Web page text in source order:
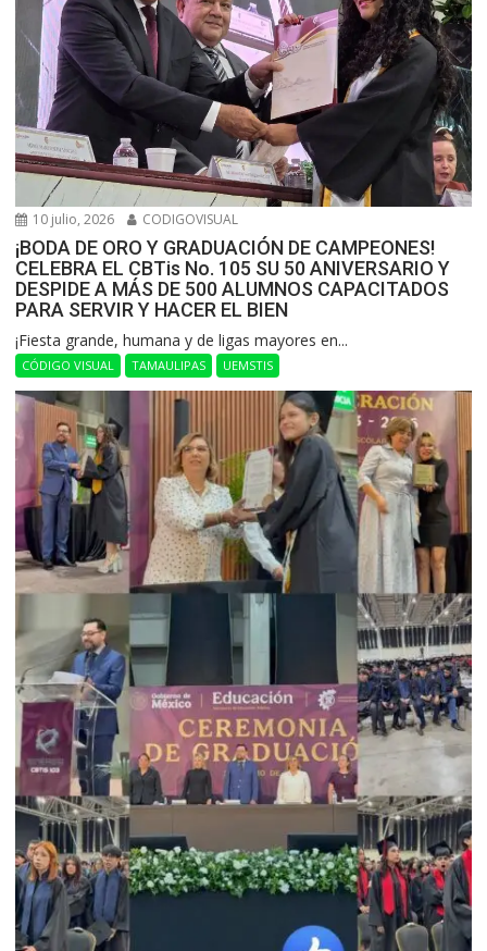
10 julio, 2026 CODIGOVISUAL
¡BODA DE ORO Y GRADUACIÓN DE CAMPEONES!
CELEBRA EL CBTis No. 105 SU 50 ANIVERSARIO Y
DESPIDE A MÁS DE 500 ALUMNOS CAPACITADOS
PARA SERVIR Y HACER EL BIEN
​¡Fiesta grande, humana y de ligas mayores en...
CÓDIGO VISUAL TAMAULIPAS UEMSTIS